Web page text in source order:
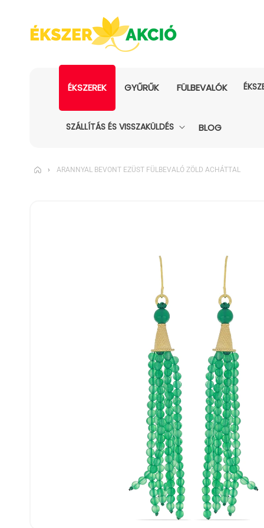
ÉKSZEREK GYŰRŰK FÜLBEVALÓK
SZÁLLÍTÁS ÉS VISSZAKÜLDÉS BLOG
› ARANNYAL BEVONT EZÜST FÜLBEVALÓ ZÖLD ACHÁTTAL